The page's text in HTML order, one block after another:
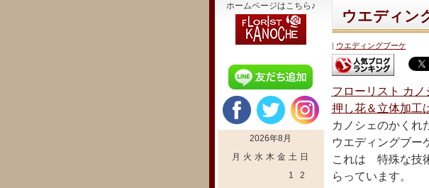
ウエディ
ウエディングブーケ
フローリスト カ
押し花＆立体加
カノシェのかくれ
ウエディングブ
これは 特殊な技
らっています。
ホームページはこちら♪
2026年8月
月 火 水 木 金 土 日
1
2